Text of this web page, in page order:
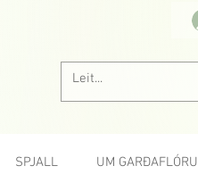
SPJALL UM GARÐAFLÓRU